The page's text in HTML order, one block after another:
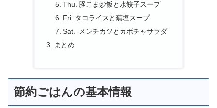
Thu. 豚こま炒飯と水餃子スープ
Fri. タコライスと蕪塩スープ
Sat. メンチカツとカボチャサラダ
まとめ
節約ごはんの基本情報